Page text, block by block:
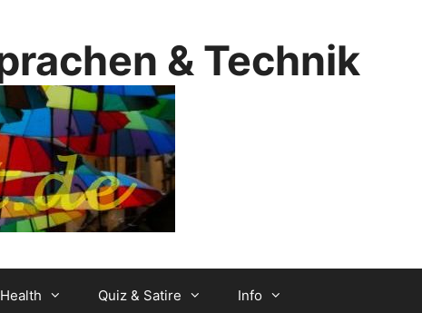
& Technik
Quiz & Satire Info